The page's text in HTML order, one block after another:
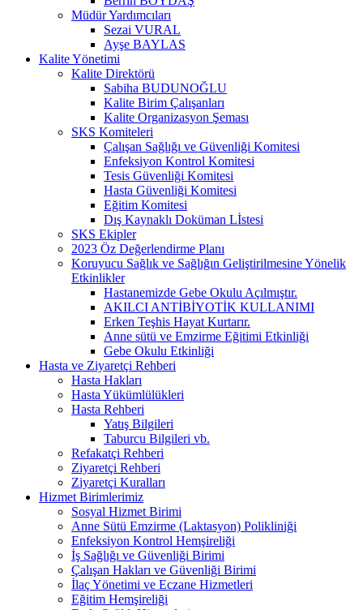
Müdür Yardımcıları
Sezai VURAL
Ayşe BAYLAS
Kalite Yönetimi
Kalite Direktörü
Sabiha BUDUNOĞLU
Kalite Birim Çalışanları
Kalite Organizasyon Şeması
SKS Komiteleri
Çalışan Sağlığı ve Güvenliği Komitesi
Enfeksiyon Kontrol Komitesi
Tesis Güvenliği Komitesi
Hasta Güvenliği Komitesi
Eğitim Komitesi
Dış Kaynaklı Doküman Lİstesi
SKS Ekipler
2023 Öz Değerlendirme Planı
Koruyucu Sağlık ve Sağlığın Geliştirilmesine Yönelik
Etkinlikler
Hastanemizde Gebe Okulu Açılmıştır.
AKILCI ANTİBİYOTİK KULLANIMI
Erken Teşhis Hayat Kurtarır.
Anne sütü ve Emzirme Eğitimi Etkinliği
Gebe Okulu Etkinliği
Hasta ve Ziyaretçi Rehberi
Hasta Hakları
Hasta Yükümlülükleri
Hasta Rehberi
Yatış Bilgileri
Taburcu Bilgileri vb.
Refakatçi Rehberi
Ziyaretçi Rehberi
Ziyaretçi Kuralları
Hizmet Birimlerimiz
Sosyal Hizmet Birimi
Anne Sütü Emzirme (Laktasyon) Polikliniği
Enfeksiyon Kontrol Hemşireliği
İş Sağlığı ve Güvenliği Birimi
Çalışan Hakları ve Güvenliği Birimi
İlaç Yönetimi ve Eczane Hizmetleri
Eğitim Hemşireliği